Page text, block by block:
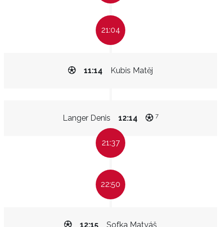
21:04
Kubis Matěj
11:14
Langer Denis 12:14 7
21:37
22:50
Sofka Matyáš
12:15